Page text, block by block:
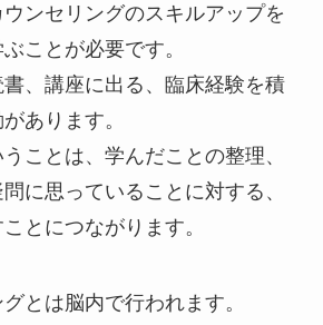
ンセリングのスキルアップを
ことが必要です。
、講座に出る、臨床経験を積
あります。
ことは、学んだことの整理、
に思っていることに対する、
とにつながります。
とは脳内で行われます。